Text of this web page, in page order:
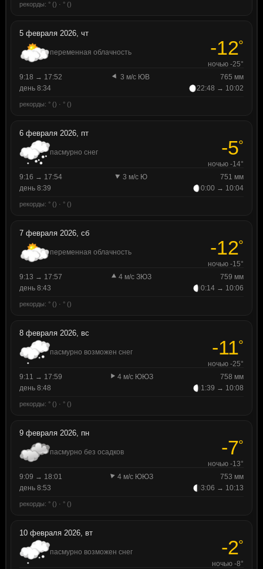
рекорды: ° () · ° ()
5 февраля 2026, чт
переменная облачность -12°
ночью -25°
9:18 → 17:52
3 м/с ЮВ
765 мм
день 8:34
22:48 → 10:02
рекорды: ° () · ° ()
6 февраля 2026, пт
пасмурно снег -5°
ночью -14°
9:16 → 17:54
3 м/с Ю
751 мм
день 8:39
0:00 → 10:04
рекорды: ° () · ° ()
7 февраля 2026, сб
переменная облачность -12°
ночью -15°
9:13 → 17:57
4 м/с ЗЮЗ
759 мм
день 8:43
0:14 → 10:06
рекорды: ° () · ° ()
8 февраля 2026, вс
пасмурно возможен снег -11°
ночью -25°
9:11 → 17:59
4 м/с ЮЮЗ
758 мм
день 8:48
1:39 → 10:08
рекорды: ° () · ° ()
9 февраля 2026, пн
пасмурно без осадков -7°
ночью -13°
9:09 → 18:01
4 м/с ЮЮЗ
753 мм
день 8:53
3:06 → 10:13
рекорды: ° () · ° ()
10 февраля 2026, вт
пасмурно возможен снег -2°
ночью -8°